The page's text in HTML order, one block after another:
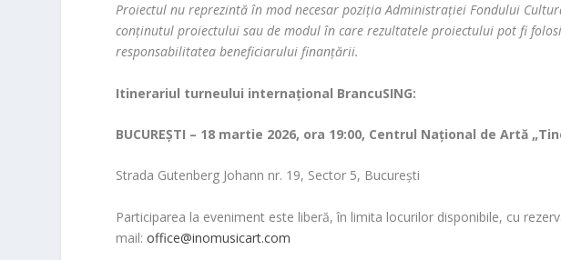
Proiectul nu reprezintă în mod necesar poziţia Administrației Fondului
conținutul proiectului sau de modul în care rezultatele proiectului pot fi
responsabilitatea beneficiarului finanțării.
Itinerariul turneului internațional BrancuSING:
BUCUREȘTI – 18 martie 2026, ora 19:00, Centrul Național de Artă
Strada Gutenberg Johann nr. 19, Sector 5, București
Participarea la eveniment este liberă, în limita locurilor disponibile, cu
mail:office@inomusicart.com